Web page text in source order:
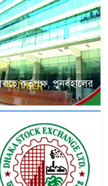
কর্তৃপক্ষ, পুনর্বহালের